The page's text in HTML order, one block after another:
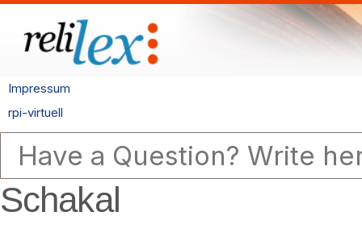
Impressum
rpi-virtuell
Schakal